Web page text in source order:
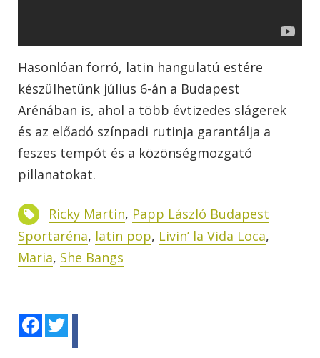
Hasonlóan forró, latin hangulatú estére
készülhetünk július 6-án a Budapest
Arénában is, ahol a több évtizedes slágerek
és az előadó színpadi rutinja garantálja a
feszes tempót és a közönségmozgató
pillanatokat.
Ricky Martin, Papp László Budapest
Sportaréna, latin pop, Livin’ la Vida Loca,
Maria, She Bangs
Facebook